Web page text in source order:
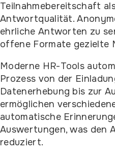
Teilnahmebereitschaft
Antwortqualität.
ehrliche Antworten zu
offene Formate gezielte
Moderne HR-Tools
Prozess von der
Datenerhebung bis zur
ermöglichen
automatische
Auswertungen, was den
reduziert.